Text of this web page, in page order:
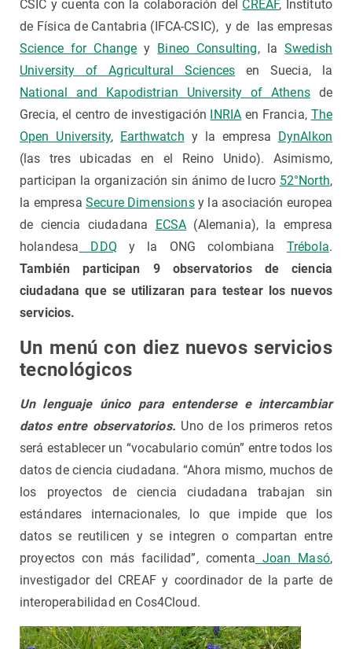
CSIC y cuenta con la colaboración del CREAF, Instituto
de Física de Cantabria (IFCA-CSIC), y de las empresas
Science for Change y Bineo Consulting, la Swedish
University of Agricultural Sciences en Suecia, la
National and Kapodistrian University of Athensde
Grecia, el centro de investigación INRIA en Francia, The
Open University, Earthwatch y la empresa DynAIkon
(las tres ubicadas en el Reino Unido). Asimismo,
participan la organización sin ánimo de lucro 52°North,
la empresa Secure Dimensionsy la asociación europea
de ciencia ciudadana ECSA (Alemania), la empresa
holandesa DDQ y la ONG colombiana Trébola.
También participan 9 observatorios de ciencia
ciudadana que se utilizaran para testear los nuevos
servicios.
Un menú con diez nuevos servicios
tecnológicos
Un lenguaje único para entenderse e intercambiar
datos entre observatorios. Uno de los primeros retos
será establecer un “vocabulario común” entre todos los
datos de ciencia ciudadana. “Ahora mismo, muchos de
los proyectos de ciencia ciudadana trabajan sin
estándares internacionales, lo que impide que los
datos se reutilicen y se integren o compartan entre
proyectos con más facilidad”, comenta Joan Masó,
investigador del CREAF y coordinador de la parte de
interoperabilidad en Cos4Cloud.